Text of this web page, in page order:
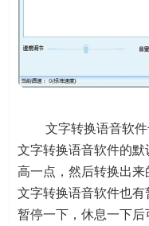
文字转换语音软件
文字转换语音软件的
高一点，然后转换出来
文字转换语音软件也
暂停一下，休息一下后